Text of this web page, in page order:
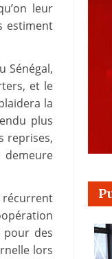
leur
estiment
Sénégal,
et le
la
plus
reprises,
demeure
pour des
lors